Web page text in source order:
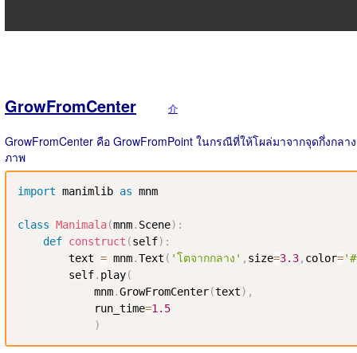
GrowFromCenter 介
GrowFromCenter คือ GrowFromPoint ในกรณีที่ให้โผล่มาจากจุดกึ่งกลาง
ภาพ
import manimlib as mnm
class Manimala(mnm. Scene) :
def construct (self) :
        text
= mnm.Text ( 'โตจากกลาง' , size=3.3, color=
        self
. play(
            mnm
.GrowFromCenter(text) ,
            run_time
=1.5
)